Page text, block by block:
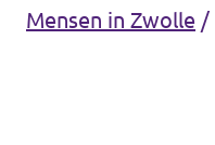
Mensen in Zwolle /